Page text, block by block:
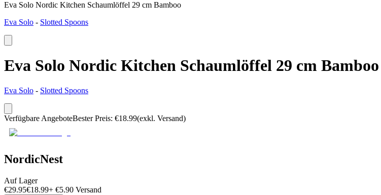
Eva Solo Nordic Kitchen Schaumlöffel 29 cm Bamboo
Eva Solo - Slotted Spoons
Eva Solo Nordic Kitchen Schaumlöffel 29 cm Bamboo
Eva Solo - Slotted Spoons
Verfügbare AngeboteBester Preis: €18.99(exkl. Versand)
NordicNest
Auf Lager
€29.95€18.99+ €5.90 Versand